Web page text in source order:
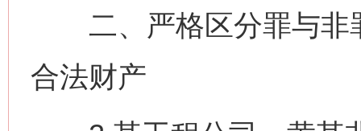
二、严格区分罪与非
合法财产